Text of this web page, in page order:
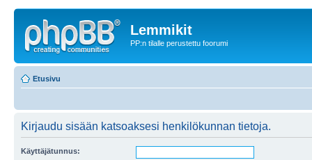
Lemmikit
PP:n tilalle perustettu foorumi
Etusivu
Kirjaudu sisään katsoaksesi henkilökunnan tietoja.
Käyttäjätunnus: